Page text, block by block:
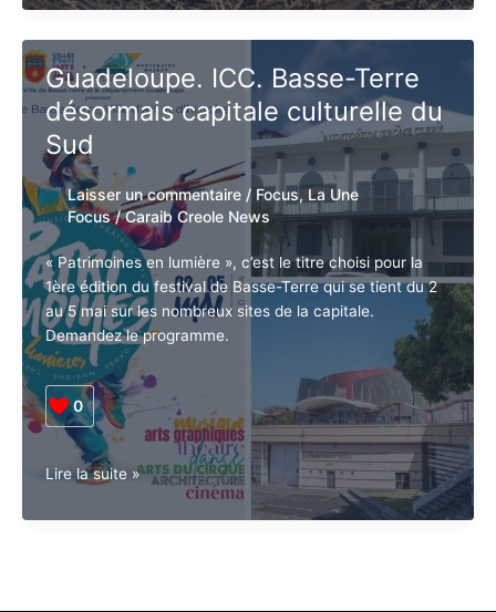
La
démarre,
les
problèmes
de
la
filière
demeurent
Guadeloupe. ICC. Basse-Terre
désormais capitale culturelle du
Sud
Laisser un commentaire / Focus, La Une
Focus/Caraib Creole News
« Patrimoines en lumière », c’est le titre choisi pour la
1ère édition du festival de Basse-Terre qui se tient du 2
au 5 mai sur les nombreux sites de la capitale.
Demandez le programme.
0
Guadeloupe.
Basse-
Lire la suite »